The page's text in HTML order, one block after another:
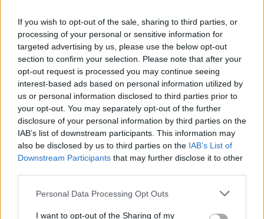
If you wish to opt-out of the sale, sharing to third parties, or
processing of your personal or sensitive information for
targeted advertising by us, please use the below opt-out
section to confirm your selection. Please note that after your
opt-out request is processed you may continue seeing
interest-based ads based on personal information utilized by
us or personal information disclosed to third parties prior to
your opt-out. You may separately opt-out of the further
disclosure of your personal information by third parties on the
IAB’s list of downstream participants. This information may
also be disclosed by us to third parties on the IAB’s List of
Downstream Participants that may further disclose it to other
Please note that this website/app uses one or more Google
not limited to your visit or usage behaviour. You may click to
Personal Data Processing Opt Outs
I want to opt-out of the Sharing of my
AUTEUR
Staff